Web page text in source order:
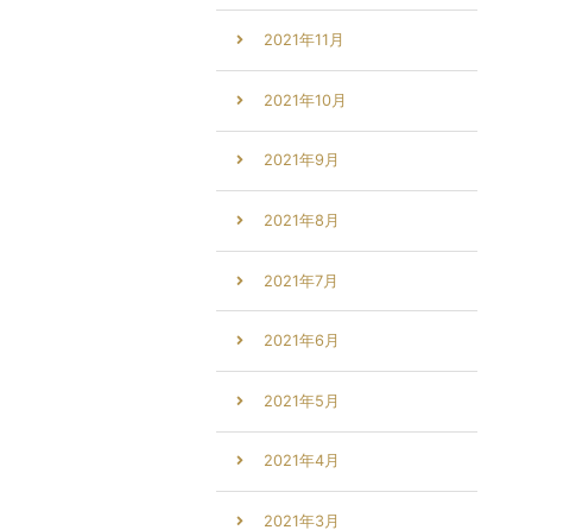
2021年11月
2021年10月
2021年9月
2021年8月
2021年7月
2021年6月
2021年5月
2021年4月
2021年3月